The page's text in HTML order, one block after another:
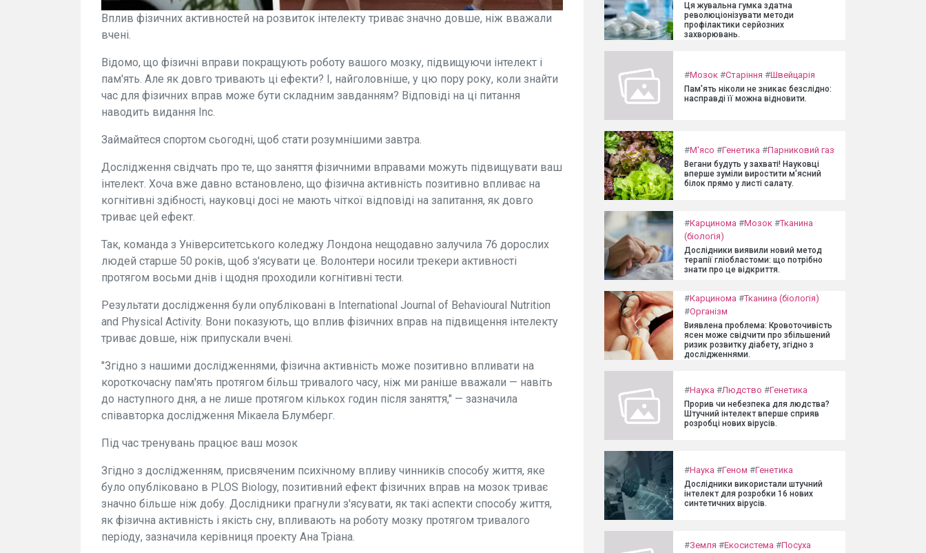
Вплив фізичних активностей на розвиток інтелекту триває значно довше, ніж вважали
вчені.
Відомо, що фізичні вправи покращують роботу вашого мозку, підвищуючи інтелект і
пам'ять. Але як довго тривають ці ефекти? І, найголовніше, у цю пору року, коли знайти
час для фізичних вправ може бути складним завданням? Відповіді на ці питання
наводить видання Inc.
Займайтеся спортом сьогодні, щоб стати розумнішими завтра.
Дослідження свідчать про те, що заняття фізичними вправами можуть підвищувати ваш
інтелект. Хоча вже давно встановлено, що фізична активність позитивно впливає на
когнітивні здібності, науковці досі не мають чіткої відповіді на запитання, як довго
триває цей ефект.
Так, команда з Університетського коледжу Лондона нещодавно залучила 76 дорослих
людей старше 50 років, щоб з'ясувати це. Волонтери носили трекери активності
протягом восьми днів і щодня проходили когнітивні тести.
Результати дослідження були опубліковані в International Journal of Behavioural Nutrition
and Physical Activity. Вони показують, що вплив фізичних вправ на підвищення інтелекту
триває довше, ніж припускали вчені.
"Згідно з нашими дослідженнями, фізична активність може позитивно впливати на
короткочасну пам'ять протягом більш тривалого часу, ніж ми раніше вважали — навіть
до наступного дня, а не лише протягом кількох годин після заняття," — зазначила
співавторка дослідження Мікаела Блумберг.
Під час тренувань працює ваш мозок
Згідно з дослідженням, присвяченим психічному впливу чинників способу життя, яке
було опубліковано в PLOS Biology, позитивний ефект фізичних вправ на мозок триває
значно більше ніж добу. Дослідники прагнули з'ясувати, як такі аспекти способу життя,
як фізична активність і якість сну, впливають на роботу мозку протягом тривалого
періоду, зазначила керівниця проекту Ана Тріана.
Ця жувальна гумка здатна
революціонізувати методи
профілактики серйозних
захворювань.
#Мозок #Старіння #Швейцарія
Пам'ять ніколи не зникає безслідно:
насправді її можна відновити.
#М'ясо #Генетика #Парниковий газ
Вегани будуть у захваті! Науковці
вперше зуміли виростити м'ясний
білок прямо у листі салату.
#Карцинома #Мозок #Тканина
(біологія)
Дослідники виявили новий метод
терапії гліобластоми: що потрібно
знати про це відкриття.
#Карцинома #Тканина (біологія)
#Організм
Виявлена проблема: Кровоточивість
ясен може свідчити про збільшений
ризик розвитку діабету, згідно з
дослідженнями.
#Наука #Людство #Генетика
Прорив чи небезпека для людства?
Штучний інтелект вперше сприяв
розробці нових вірусів.
#Наука #Геном #Генетика
Дослідники використали штучний
інтелект для розробки 16 нових
синтетичних вірусів.
#Земля #Екосистема #Посуха